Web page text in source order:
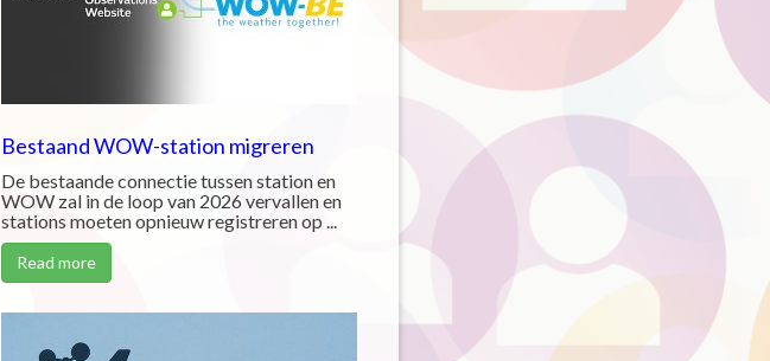
Bestaand WOW-station migreren
De bestaande connectie tussen station en
WOW zal in de loop van 2026 vervallen en
stations moeten opnieuw registreren op ...
Read more